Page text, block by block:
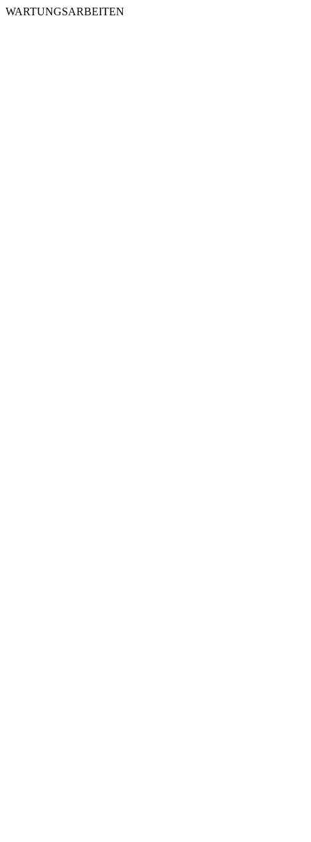
WARTUNGSARBEITEN